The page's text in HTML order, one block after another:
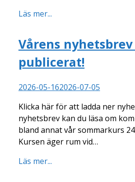
Läs mer...
Vårens nyhetsbrev
publicerat!
2026-05-162026-07-05
Klicka här för att ladda ner
nyhetsbrev kan du läsa om
bland annat vår sommarkurs
Kursen äger rum vid…
Läs mer...